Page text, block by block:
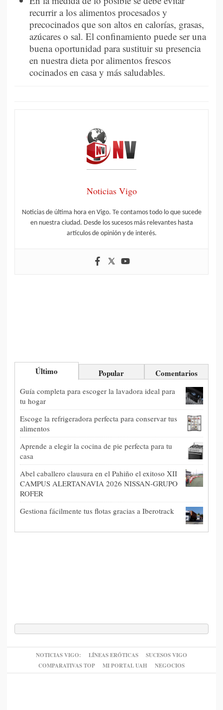
recurrir a los alimentos procesados y
precocinados que son altos en calorías, grasas,
azúcares o sal. El confinamiento puede ser una
buena oportunidad para sustituir su presencia
en nuestra dieta por alimentos frescos
cocinados en casa y más saludables.
Noticias Vigo
Noticias de última hora en Vigo. Te contamos todo lo que sucede
en nuestra ciudad. Desde los sucesos más relevantes hasta
artículos de opinión y de interés.
Último Popular Comentarios
Guía completa para escoger la lavadora ideal para
tu hogar
Escoge la refrigeradora perfecta para conservar tus
alimentos
Aprende a elegir la cocina de pie perfecta para tu
casa
Abel caballero clausura en el Pahiño el exitoso XII
CAMPUS ALERTANAVIA 2026 NISSAN-GRUPO
ROFER
Gestiona fácilmente tus flotas gracias a Iberotrack
NOTICIAS VIGO: LÍNEAS ERÓTICAS
SUCESOS VIGO
COMPARATIVAS TOP
MI PORTAL UAH NEGOCIOS